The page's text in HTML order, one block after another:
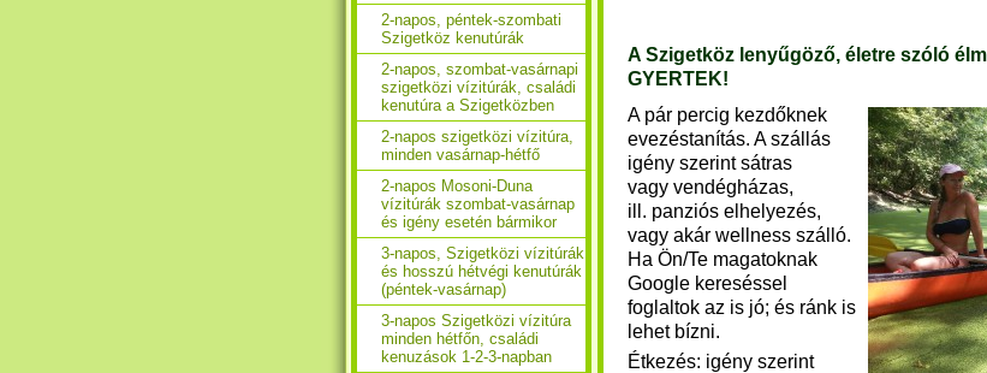
A Szigetköz lenyűgöző, életre szóló
GYERTEK!
A pár percig kezdőknek
evezéstanítás. A szállás
igény szerint sátras
vagy vendégházas,
ill. panziós elhelyezés,
vagy akár wellness szálló.
Ha Ön/Te magatoknak
Google kereséssel
foglaltok az is jó; és ránk is
lehet bízni.
Étkezés: igény szerint
2-napos, péntek-szombati
Szigetköz kenutúrák
2-napos, szombat-vasárnapi
szigetközi vízitúrák, családi
kenutúra a Szigetközben
2-napos szigetközi vízitúra,
minden vasárnap-hétfő
2-napos Mosoni-Duna
vízitúrák szombat-vasárnap
és igény esetén bármikor
3-napos, Szigetközi vízitúrák
és hosszú hétvégi kenutúrák
(péntek-vasárnap)
3-napos Szigetközi vízitúra
minden hétfőn, családi
kenuzások 1-2-3-napban